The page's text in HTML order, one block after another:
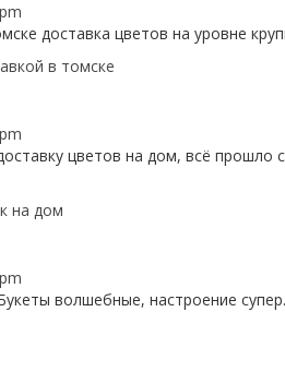
доставка цветов на уровне
в томске
цветов на дом, всё прошло
на дом
волшебные, настроение супер.